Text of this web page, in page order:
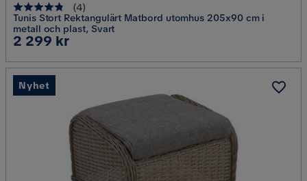
(4)
Tunis Stort Rektangulärt Matbord utomhus 205x90 cm i
metall och plast, Svart
Pris
2 299 kr
Nyhet